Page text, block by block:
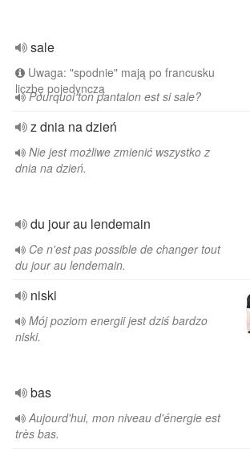
sale
Uwaga: "spodnie" mają po francusku
liczbę pojedynczą
Pourquoi ton pantalon est si sale?
z dnia na dzień
Nie jest możliwe zmienić wszystko z
dnia na dzień.
du jour au lendemain
Ce n'est pas possible de changer tout
du jour au lendemain.
niski
Mój poziom energii jest dziś bardzo
niski.
bas
Aujourd'hui, mon niveau d'énergie est
très bas.